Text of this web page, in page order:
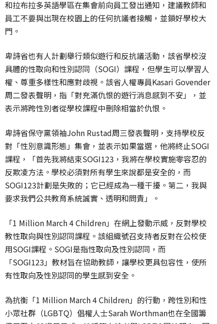
和拉布拉多英語學區在集會前向員工發出通知，建議教師和
員工不要與出現在校園上的任何抗議者接觸，並鎖好學校大
門。
卑詩省也有人計劃舉行類似遊行和反抗議活動，該省學校沒
具體的性取向和性別認同（SOGI）課程，但學生可以學習人
權、尊重多樣性和應對歧視。該省人權專員Kasari Govender
周二發表聲明，指「對充滿仇恨的遊行消息感到不安」，並
表示將跨性別者從學校課程中刪除相當於仇恨。
卑詩省保守黨領袖John Rustad周三發表聲明，支持學校反
對「性別意識形態」集會，並表示如果當選，他將終止SOGI
課程，「首先我將結束SOGI123，我將在學校實施零容忍的
反欺凌方法。學校必須對所有學生來說都是安全的，而
SOGI123計劃是失敗的；它已經成為一種干擾。第二，我與
要求我們公共教育系統誠實、透明和問責」。
「1 Million March 4 Children」在網上發動示威，反對學校
教性取向與性別認同課程。該組織號召支持者反對在公校使
用SOGI課程。SOGI是指性取向及性別認同，而
「SOGI123」教材旨在協助教師，讓學校更具包容性，使所
有性取向及性別認同的學生感到安全。
為抗衡「1 Million March 4 Children」的行動，跨性別和性
小眾社群（LGBTQ）倡權人士Sarah Worthman也在全國籌